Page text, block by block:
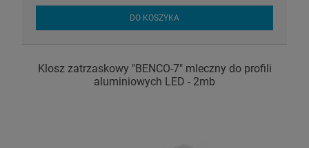
DO KOSZYKA
Klosz zatrzaskowy "BENCO-7" mleczny do profili
aluminiowych LED - 2mb